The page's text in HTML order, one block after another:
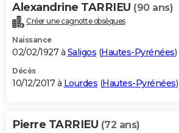
Alexandrine TARRIEU (90 ans)
Créer une cagnotte obsèques
Naissance
02/02/1927 à Saligos (Hautes-Pyrénées)
Décès
10/12/2017 à Lourdes (Hautes-Pyrénées)
Pierre TARRIEU (72 ans)